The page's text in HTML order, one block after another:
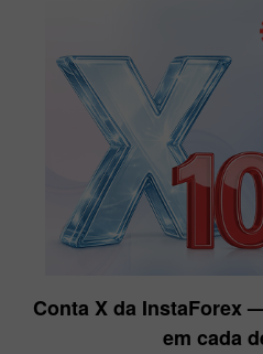
Conta X da InstaForex
em cada